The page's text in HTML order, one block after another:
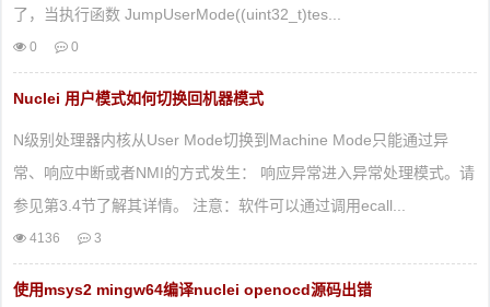
了，当执行函数 JumpUserMode((uint32_t)tes...
0 0
Nuclei 用户模式如何切换回机器模式
N级别处理器内核从User Mode切换到Machine Mode只能通过异
常、响应中断或者NMI的方式发生： 响应异常进入异常处理模式。请
参见第3.4节了解其详情。 注意：软件可以通过调用ecall...
4136 3
使用msys2 mingw64编译nuclei openocd源码出错